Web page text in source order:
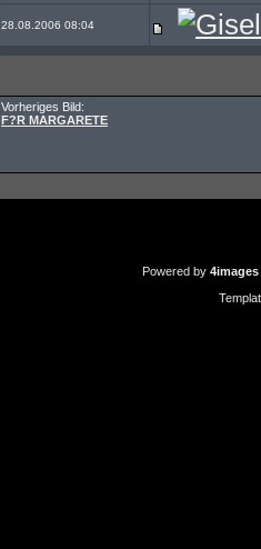
28.08.2006 08:04
Vorheriges Bild:
F?R MARGARETE
Powered by 4images